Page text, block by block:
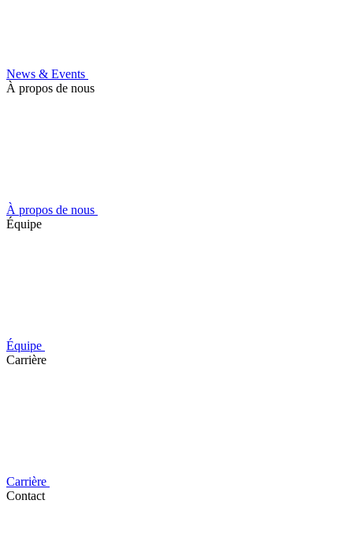
News & Events
À propos de nous
À propos de nous
Équipe
Équipe
Carrière
Carrière
Contact